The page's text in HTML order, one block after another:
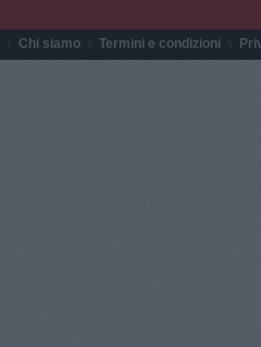
Chi siamo Termini e condizioni